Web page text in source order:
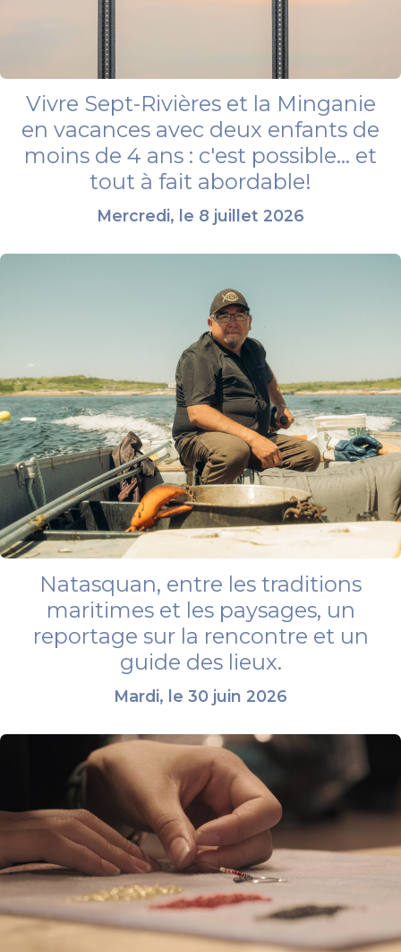
Vivre Sept-Rivières et la Minganie
en vacances avec deux enfants de
moins de 4 ans : c'est possible... et
tout à fait abordable!
Mercredi, le 8 juillet 2026
Natasquan, entre les traditions
maritimes et les paysages, un
reportage sur la rencontre et un
guide des lieux.
Mardi, le 30 juin 2026